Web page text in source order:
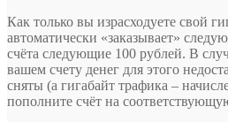
Как только вы израсходуете свой
автоматически «заказывает»
счёта следующие 100 рублей. В
вашем счету денег для этого
сняты (а гигабайт трафика –
пополните счёт на